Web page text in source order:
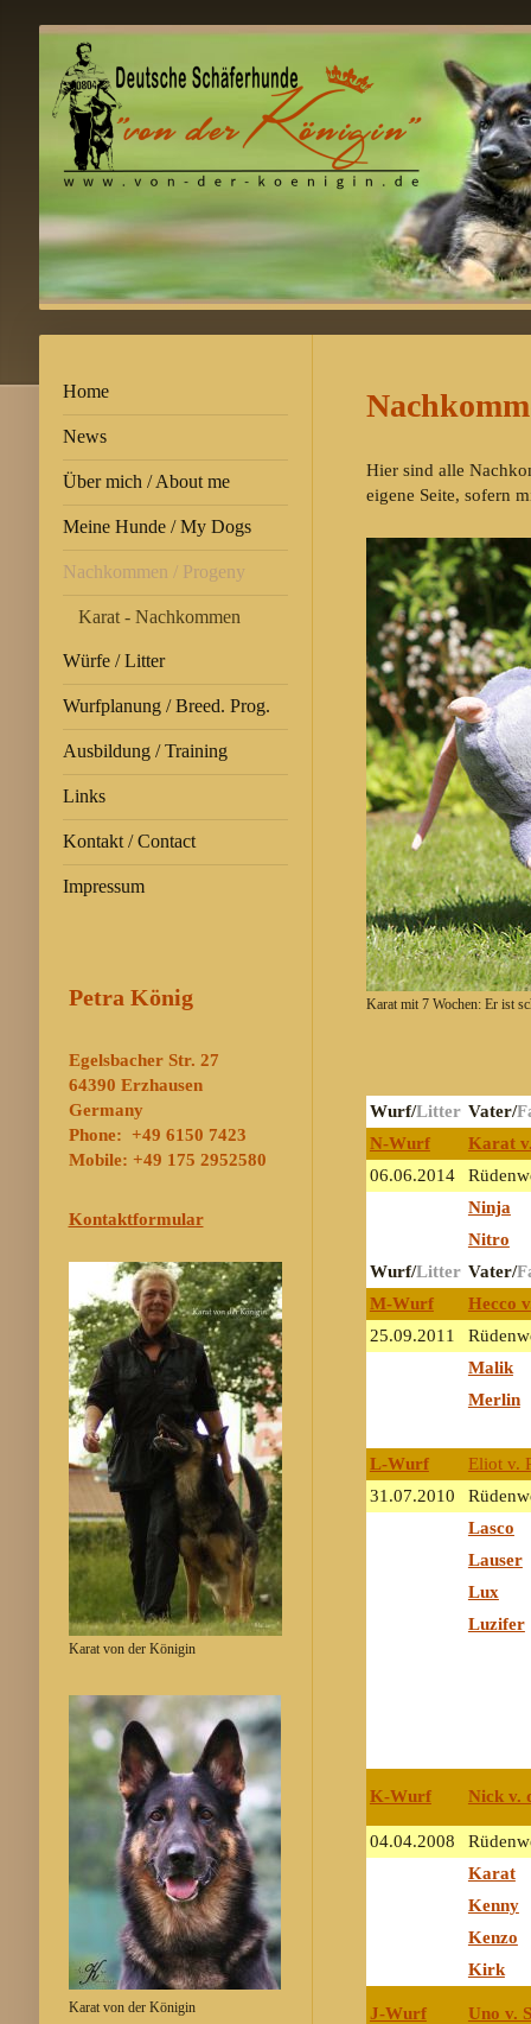
Home
News
Über mich / About me
Meine Hunde / My Dogs
Nachkommen / Progeny
Karat - Nachkommen
Würfe / Litter
Wurfplanung / Breed. Prog.
Ausbildung / Training
Links
Kontakt / Contact
Impressum
Hier sind alle
eigene Seite, sofern
Karat mit 7 Wochen: Er ist
Wurf/Litter Vater/
N-Wurf
Karat
06.06.2014
Ninja
Nitro
Wurf/Litter Vater/
M-Wurf
Hecco
25.09.2011
Malik
Merlin
L-Wurf
Eliot v.
31.07.2010
Lasco
Lauser
Lux
Luzifer
K-Wurf Nick v.
04.04.2008
Karat
Kenny
Kenzo
Kirk
J-Wurf Uno v.
Petra König
Egelsbacher Str. 27
64390 Erzhausen
Germany
Phone: +49 6150 7423
Mobile: +49 175 2952580
Kontaktformular
Karat von der Königin
Karat von der Königin